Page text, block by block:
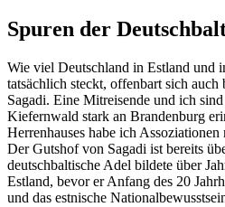
Spuren der
Wie viel Deutschland in Estland und
tatsächlich steckt, offenbart sich auch
Sagadi. Eine Mitreisende und ich
Kiefernwald stark an Brandenburg
Herrenhauses habe ich
Der Gutshof von Sagadi ist bereits
deutschbaltische Adel bildete über
Estland, bevor er Anfang des 20
und das estnische